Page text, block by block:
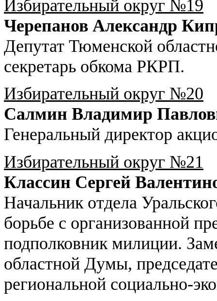
Избирательный округ №19
Черепанов Александр
Депутат Тюменской
секретарь обкома РКРП.
Избирательный округ №20
Салмин Владимир
Генеральный директор
Избирательный округ №21
Классин Сергей
Начальник отдела
борьбе с организованной
подполковник милиции.
областной Думы,
региональной социально-